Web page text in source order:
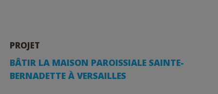
PROJET
BÂTIR LA MAISON PAROISSIALE SAINTE-
BERNADETTE À VERSAILLES